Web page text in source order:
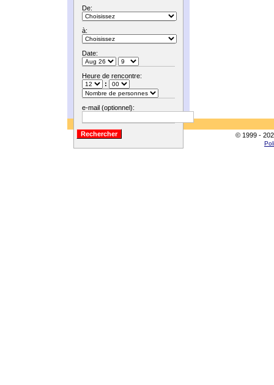
De:
à:
Date:
Heure de rencontre:
:
e-mail (optionnel):
© 1999 -